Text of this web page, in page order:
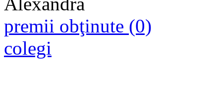
premii obţinute (0)
colegi